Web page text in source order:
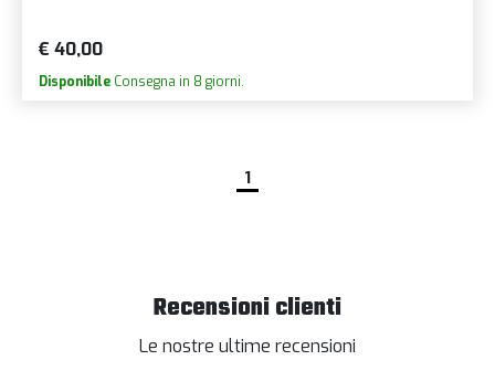
€ 40,00
Disponibile Consegna in 8 giorni.
1
Recensioni clienti
Le nostre ultime recensioni